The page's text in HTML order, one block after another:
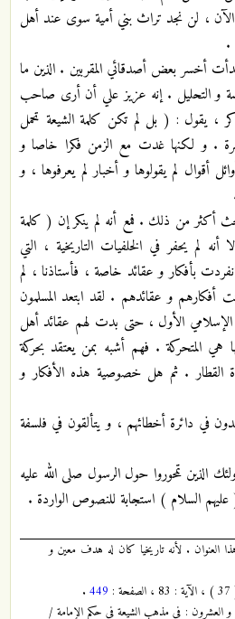
، لن نجد تراث بني أمية سوى عند أهل
.
أخسر بعض أصدقائي المقربين . الذين ما
و التحليل . إنه عزيز علي أن أرى صاحب
، يقول : ( بل لم تكن كلمة الشيعة تحمل
. و لكنها غدت مع الزمن فكرا خاصا و
أقوال لم يقولوها و أخبار لم يعرفوها ، و
أكثر من ذلك . فمع أنه لم ينكر إن ( كلمة
لم يحفر في الخلفيات التاريخية ، التي
بأفكار و عقائد خاصة ، فأستاذنا ، لم
أفكارهم و عقائدهم . لقد ابتعد المسلمون
الإسلامي الأول ، حتى بدت لهم عقائد أهل
المتحركة . فهم أشبه بمن يعتقد بحركة
القطار . ثم هل خصوصية هذه الأفكار و
في دائرة أخطائهم ، و يتألقون في فلسفة
الذين تمحوروا حول الرسول صلى الله عليه
السلام ) استجابة للنصوص الواردة .
العنوان . لأنه تاريخيا كان له هدف معين و
:
449
.
و العشرون : في مذهب الشيعة في حكم الإمامة /